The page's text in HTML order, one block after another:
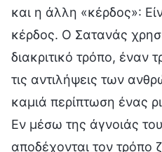
και η άλλη «κέρδος»:
κέρδος. Ο Σατανάς
διακριτικό τρόπο, έναν
τις αντιλήψεις των
καμιά περίπτωση ένας
Εν μέσω της άγνοιάς
αποδέχονται τον τρόπο